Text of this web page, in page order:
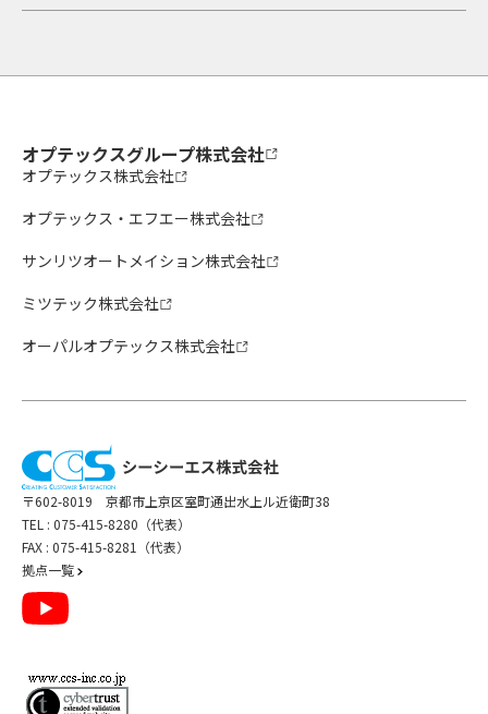
オプテックスグループ株式会社
オプテックス株式会社
オプテックス・エフエー株式会社
サンリツオートメイション株式会社
ミツテック株式会社
オーパルオプテックス株式会社
〒602-8019 京都市上京区室町通出水上ル近衛町38
TEL : 075-415-8280（代表）
FAX : 075-415-8281（代表）
拠点一覧